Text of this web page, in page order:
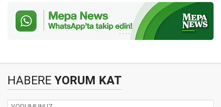
HABERE YORUM KAT